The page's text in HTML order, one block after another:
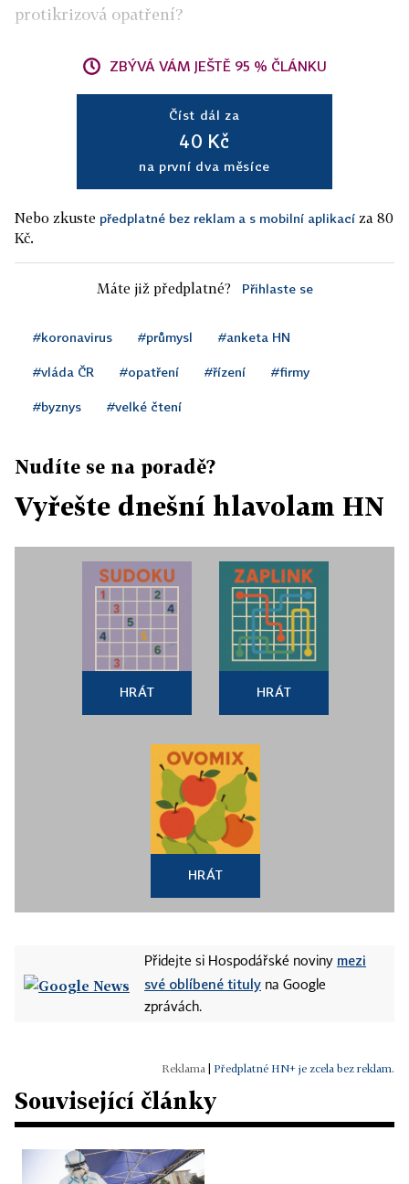
protikrizová opatření?
ZBÝVÁ VÁM JEŠTĚ 95 % ČLÁNKU
Číst dál za
40 Kč
na první dva měsíce
Nebo zkuste předplatné bez reklam a s mobilní aplikací za 80
Kč.
Máte již předplatné? Přihlaste se
#koronavirus #průmysl #anketa HN
#vláda ČR #opatření #řízení #firmy
#byznys #velké čtení
Nudíte se na poradě?
Vyřešte dnešní hlavolam HN
HRÁT HRÁT
HRÁT
Přidejte si Hospodářské noviny mezi
své oblíbené tituly na Google
zprávách.
Předplatné HN+ je zcela bez reklam.
Související články